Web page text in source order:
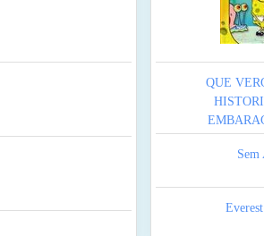
QUE
Sem